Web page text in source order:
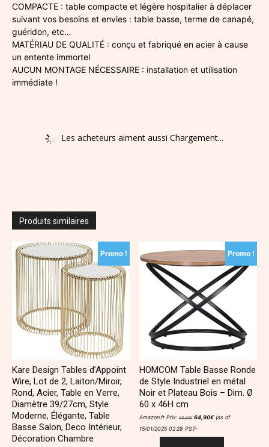
COMPACTE : table compacte et légère hospitalier à déplacer
suivant vos besoins et envies : table basse, terme de canapé,
guéridon, etc…
MATÉRIAU DE QUALITÉ : conçu et fabriqué en acier à cause
un entente immortel
AUCUN MONTAGE NÉCESSAIRE : installation et utilisation
immédiate !
Les acheteurs aiment aussi Chargement...
Produits similaires
Promo !
Kare Design Tables d’Appoint
Wire, Lot de 2, Laiton/Miroir,
Rond, Acier, Table en Verre,
Diamètre 39/27cm, Style
Moderne, Élégante, Table
Basse Salon, Deco Intérieur,
Décoration Chambre
Promo !
HOMCOM Table Basse Ronde
de Style Industriel en métal
Noir et Plateau Bois – Dim. Ø
60 x 46H cm
Amazon.fr Prix:69,90€ prix
initial
64,90€ prix
(as of
15/01/2025 02:28 PST-